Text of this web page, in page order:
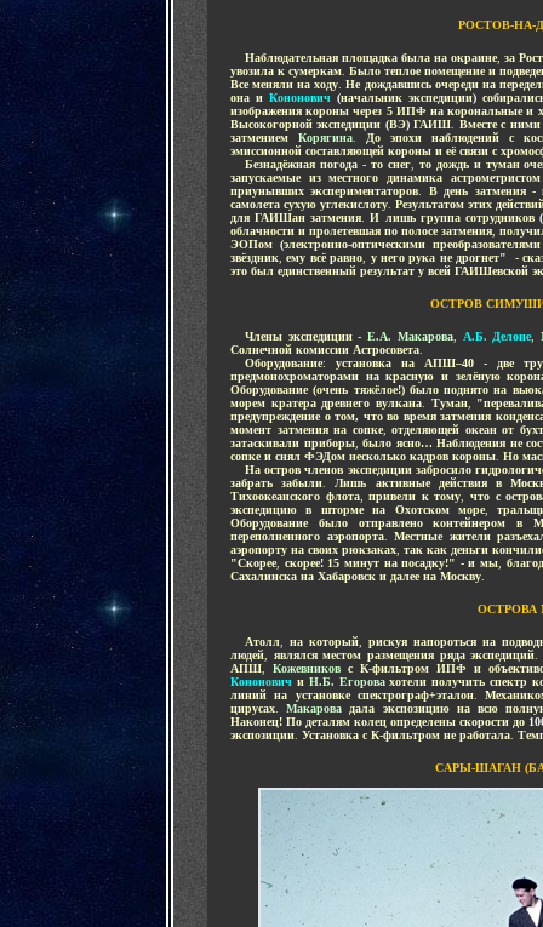
РОСТОВ-НА-
Наблюдательная площадка была на окраине ,за
увозила к сумеркам Было теплое помещение и
Все меняли на ходу .Не дождавшись очереди на
она и Кононович (начальник экспедиции)
изображения короны через 5 ИПФ на корональные и
Высокогорной экспедиции (ВЭ)ГАИШ
Вместе с
затмением Корягина
До эпохи наблюдений с
эмиссионной составляющей короны и её связи с
Безнадёжная погода - то снег, то дождь и туман
запускаемые из местного динамика
приунывших экспериментаторов
В день затмения -
самолета сухую углекислоту Результатом этих
для ГАИШан затмения .И лишь группа сотрудников(
облачности и пролетевшая по полосе затмения
ЭОПом (электронно-оптическими преобразователями
звёздник ,ему всё равно
у него рука не дрогнет" -
это был единственный результат у всей ГАИШевской
ОСТРОВ
Члены экспедиции -Е.А. Макарова, А.Б. Делоне ,
Солнечной комиссии Астросовета
Оборудование: установка на АПШ–40 - две
предмонохроматорами на красную и зелёную
Оборудование (очень тяжёлое!) было поднято на
морем кратера древнего вулкана. Туман,
предупреждение о том, что во время затмения
момент затмения на сопке,отделяющей океан от
затаскивали приборы, было ясно… Наблюдения не
сопке и снял ФЭДом несколько кадров короны Но
На остров членов экспедиции забросило
забрать забыли .Лишь активные действия в
Тихоокеанского флота, привели к тому ,что с
экспедицию в шторме на Охотском море ,
Оборудование было отправлено контейнером в
переполненного аэропорта. Местные жители
аэропорту на своих рюкзаках так как деньги
"Скорее
скорее! 15 минут на посадку!" - и мы
Сахалинска на Хабаровск и далее на Москву
ОСТРОВА
Атолл на который, рискуя напороться на
людей
являлся местом размещения ряда экспедиций
АПШ
Кожевниковс К-фильтром ИПФ и
Кононович и Н.Б. Егоровахотели получить спектр
линий на установке спектрограф+эталон .
цирусах .Макарова дала экспозицию на всю
Наконец! По деталям колец определены скорости до
экспозиции Установка с К-фильтром не работала
САРЫ-ШАГАН